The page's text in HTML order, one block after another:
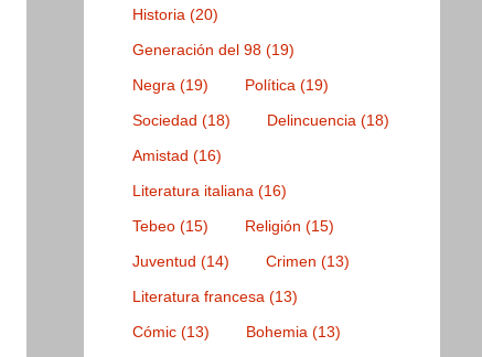
Historia (20)
Generación del 98 (19)
Negra (19) Política (19)
Sociedad (18) Delincuencia (18)
Amistad (16)
Literatura italiana (16)
Tebeo (15) Religión (15)
Juventud (14) Crimen (13)
Literatura francesa (13)
Cómic (13) Bohemia (13)